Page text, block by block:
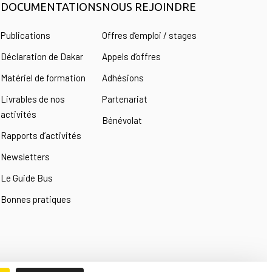
DOCUMENTATIONS
Publications
Déclaration de Dakar
Matériel de formation
Livrables de nos
activités
Rapports d’activités
Newsletters
Le Guide Bus
Bonnes pratiques
NOUS REJOINDRE
Offres d’emploi / stages
Appels d’offres
Adhésions
Partenariat
Bénévolat